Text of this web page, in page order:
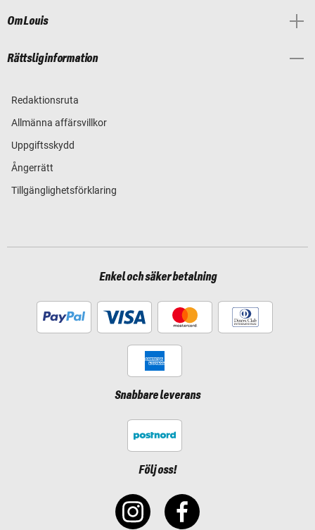
Om Louis
Rättslig information
Redaktionsruta
Allmänna affärsvillkor
Uppgiftsskydd
Ångerrätt
Tillgänglighetsförklaring
Enkel och säker betalning
Snabbare leverans
Följ oss!